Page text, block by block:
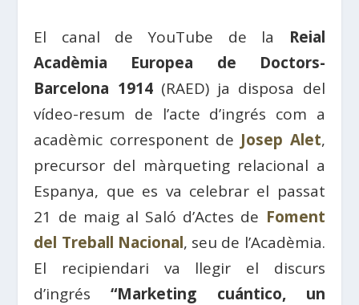
El canal de YouTube de la Reial
Acadèmia Europea de Doctors-
Barcelona 1914(RAED) ja disposa del
vídeo-resum de l’acte d’ingrés com a
acadèmic corresponent de Josep Alet,
precursor del màrqueting relacional a
Espanya, que es va celebrar el passat
21 de maig al Saló d’Actes de Foment
del Treball Nacional, seu de l’Acadèmia.
El recipiendari va llegir el discurs
d’ingrés“Marketing cuántico, un